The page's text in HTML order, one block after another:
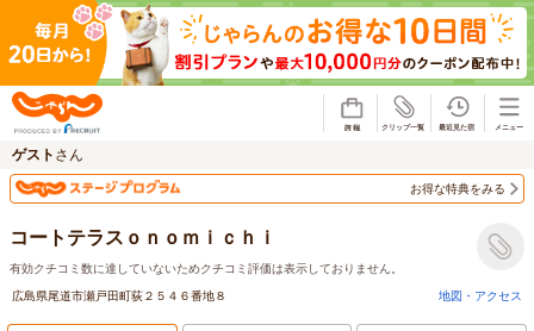
ゲスト さん
お得な特典をみる
コートテラスｏｎｏｍｉｃｈｉ
有効クチコミ数に達していないためクチコミ評価は表示しておりません。
広島県尾道市瀬戸田町荻２５４６番地８
地図・アクセス